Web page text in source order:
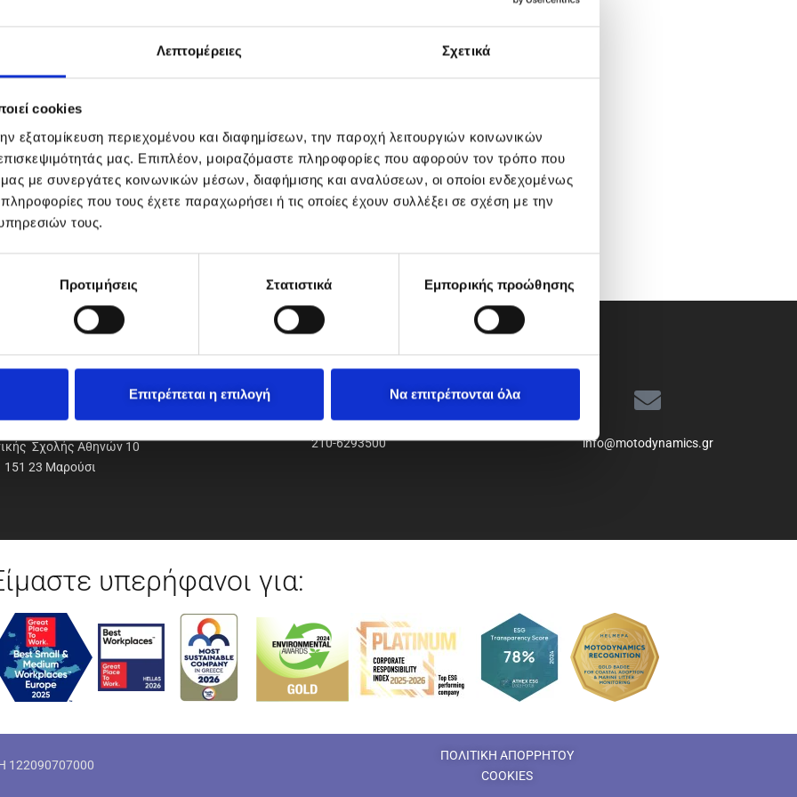
Λεπτομέρειες Σχετικά
cookies
εξατομίκευση περιεχομένου και διαφημίσεων, την παροχή λειτουργιών κοινωνικών
μας. Επιπλέον, μοιραζόμαστε πληροφορίες που αφορούν τον τρόπο που
μας με συνεργάτες κοινωνικών μέσων, διαφήμισης και αναλύσεων, οι οποίοι ενδεχομένως
που τους έχετε παραχωρήσει ή τις οποίες έχουν συλλέξει σε σχέση με την
τους.
Προτιμήσεις Στατιστικά Εμπορικής προώθησης
Επιτρέπεται η επιλογή Να επιτρέπονται όλα
Α.Ε.Ε.
Σχολής Αθηνών 10
151 23 Μαρούσι
210-6293500 info@motodynamics.gr
υπερήφανοι για:
122090707000
ΠΟΛΙΤΙΚΗ ΑΠΟΡΡΗΤΟΥ
COOKIES